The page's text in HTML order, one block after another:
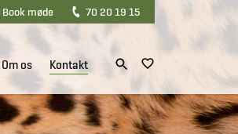
Book møde 70 20 19 15
Om os Kontakt